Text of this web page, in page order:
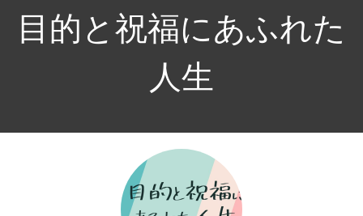
目的と祝福にあふれた
人生